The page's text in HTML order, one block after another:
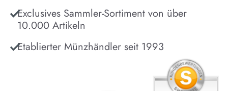
Exclusives Sammler-Sortiment von über
10.000 Artikeln
Etablierter Münzhändler seit 1993